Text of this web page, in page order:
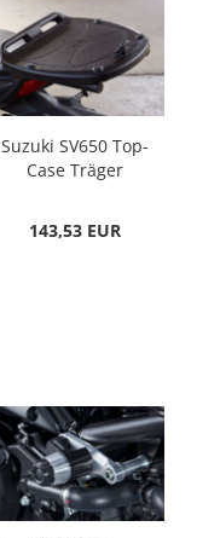
Suzuki SV650 Top-
Case Träger
143,53 EUR